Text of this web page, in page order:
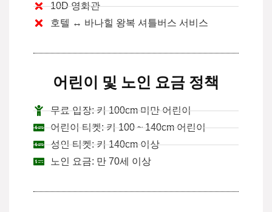
10D 영화관
호텔 ↔ 바나힐 왕복 셔틀버스 서비스
어린이 및 노인 요금 정책
무료 입장: 키 100cm 미만 어린이
어린이 티켓: 키 100 ~ 140cm 어린이
성인 티켓: 키 140cm 이상
노인 요금: 만 70세 이상